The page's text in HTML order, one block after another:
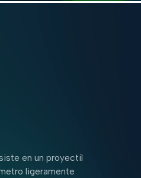
en un proyectil
ligeramente